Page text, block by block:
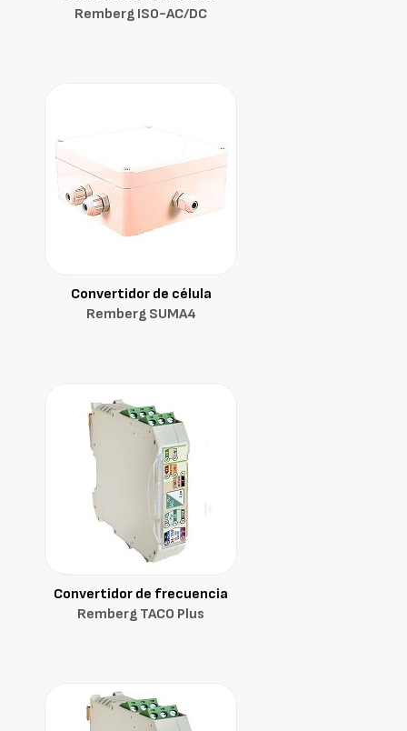
Remberg ISO-AC/DC
Convertidor de célula
Remberg SUMA4
Convertidor de frecuencia
Remberg TACO Plus